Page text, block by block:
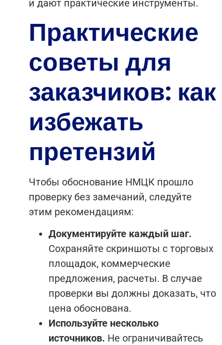
и дают практические инструменты.
Практические
советы для
заказчиков: как
избежать
претензий
Чтобы обоснование НМЦК прошло
проверку без замечаний, следуйте
этим рекомендациям:
Документируйте каждый шаг.
Сохраняйте скриншоты с торговых
площадок, коммерческие
предложения, расчеты. В случае
проверки вы должны доказать, что
цена обоснована.
Используйте несколько
источников. Не ограничивайтесь